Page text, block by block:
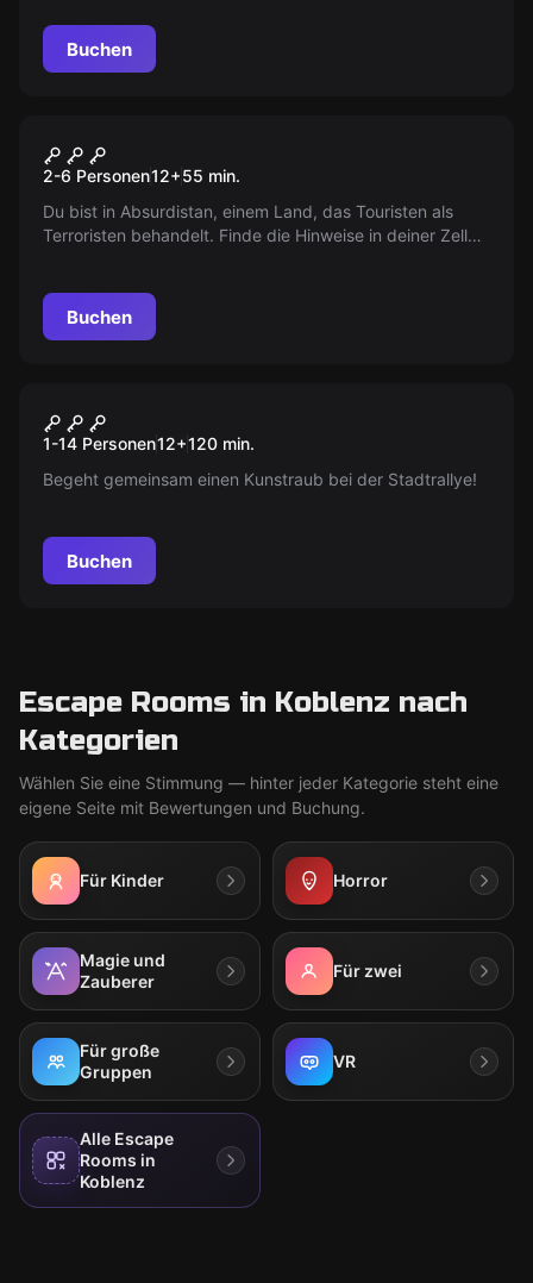
Buchen
Absurdistan
2-6 Personen12+55 min.
Du bist in Absurdistan, einem Land, das Touristen als
Terroristen behandelt. Finde die Hinweise in deiner Zelle
König Kakadukabakakekukudi!
Buchen
Neu
Spezialeinheit Kunstraub
1-14 Personen12+120 min.
Begeht gemeinsam einen Kunstraub bei der Stadtrallye!
Buchen
Escape Rooms in Koblenz nach
Kategorien
Wählen Sie eine Stimmung — hinter jeder Kategorie steht eine
eigene Seite mit Bewertungen und Buchung.
Für Kinder Horror
Magie und
Zauberer
Für zwei
Für große
Gruppen
VR
Alle Escape
Rooms in
Koblenz